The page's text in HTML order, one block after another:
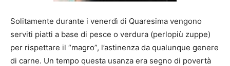
Solitamente durante i venerdì di Quaresima vengono
serviti piatti a base di pesce o verdura (perlopiù zuppe)
per rispettare il “magro”, l’astinenza da qualunque genere
di carne. Un tempo questa usanza era segno di povertà